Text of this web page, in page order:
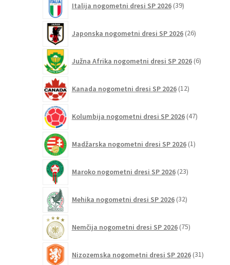
Italija nogometni dresi SP 2026 39izdelkov
Japonska nogometni dresi SP 2026 26izdelkov
Južna Afrika nogometni dresi SP 2026 6izdelkov
Kanada nogometni dresi SP 2026 12izdelkov
Kolumbija nogometni dresi SP 2026 47izdelkov
Madžarska nogometni dresi SP 2026 1izdelek
Maroko nogometni dresi SP 2026 23izdelkov
Mehika nogometni dresi SP 2026 32izdelkov
Nemčija nogometni dresi SP 2026 75izdelkov
Nizozemska nogometni dresi SP 2026 31izdelkov